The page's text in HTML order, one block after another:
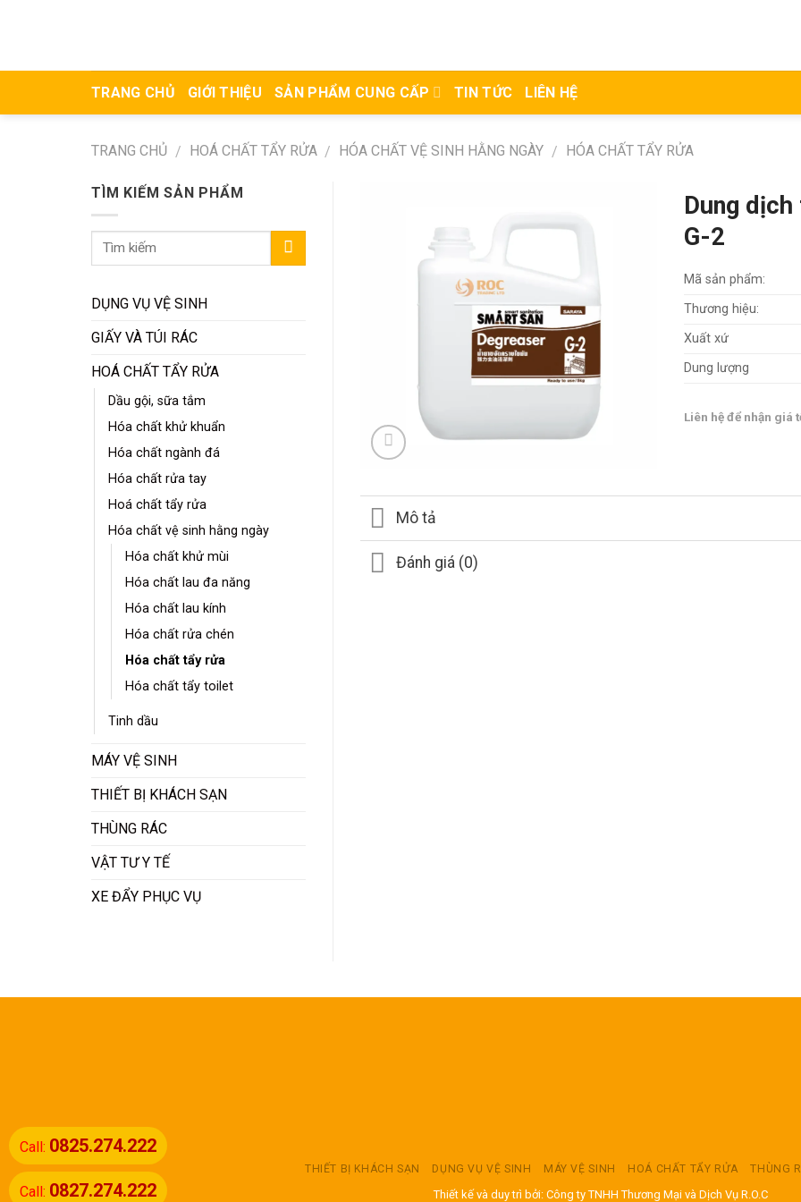
TRANG CHỦ GIỚI THIỆU SẢN PHẨM CUNG CẤP TIN TỨC LIÊN HỆ
TRANG CHỦ / HOÁ CHẤT TẨY RỬA / HÓA CHẤT VỆ SINH HẰNG NGÀY / HÓA CHẤT TẨY RỬA
TÌM KIẾM SẢN PHẨM
DỤNG VỤ VỆ SINH
GIẤY VÀ TÚI RÁC
HOÁ CHẤT TẨY RỬA
Dầu gội, sữa tắm
Hóa chất khử khuẩn
Hóa chất ngành đá
Hóa chất rửa tay
Hoá chất tẩy rửa
Hóa chất vệ sinh hằng ngày
Hóa chất khử mùi
Hóa chất lau đa năng
Hóa chất lau kính
Hóa chất rửa chén
Hóa chất tẩy rửa
Hóa chất tẩy toilet
Tinh dầu
MÁY VỆ SINH
THIẾT BỊ KHÁCH SẠN
THÙNG RÁC
VẬT TƯ Y TẾ
XE ĐẨY PHỤC VỤ
Dung
G-2
Mã sản phẩm:
Thương hiệu:
Xuất xứ
Dung lượng
Liên hệ để nhận giá
Mô tả
Đánh giá (0)
THIẾT BỊ KHÁCH SẠN DỤNG VỤ VỆ SINH MÁY VỆ SINH HOÁ CHẤT TẨY RỬA THÙNG
Thiết kế và duy trì bởi: Công ty TNHH Thương Mại và Dịch Vụ R.O.C
Call: 0825.274.222
Call: 0827.274.222